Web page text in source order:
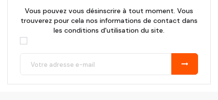
Vous pouvez vous désinscrire à tout moment. Vous
trouverez pour cela nos informations de contact dans
les conditions d'utilisation du site.